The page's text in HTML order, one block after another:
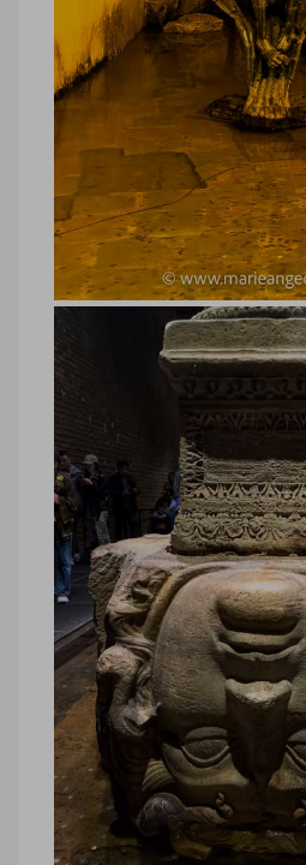
Turquie,
dans Citerne
Turquie, représentation